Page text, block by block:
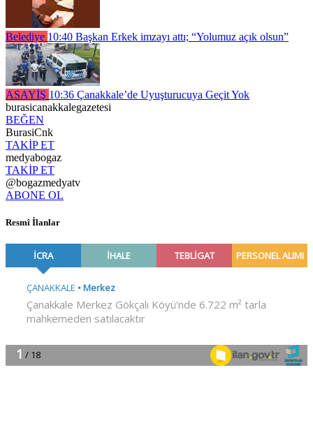
Belediye 10:40 Başkan Erkek imzayı attı; “Yolumuz açık olsun”
ASAYİŞ 10:36 Çanakkale’de Uyuşturucuya Geçit Yok
burasicanakkalegazetesi
BEĞEN
BurasiCnk
TAKİP ET
medyabogaz
TAKİP ET
@bogazmedyatv
ABONE OL
Resmî İlanlar